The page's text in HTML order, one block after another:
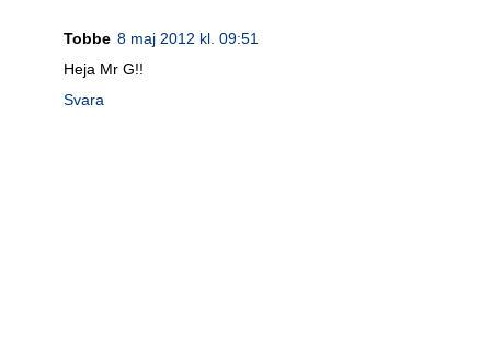
Tobbe 8 maj 2012 kl. 09:51
Heja Mr G!!
Svara